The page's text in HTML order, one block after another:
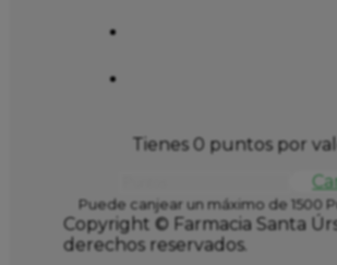
Tienes 0 puntos por
Puede canjear un máximo de 1500
Copyright © Farmacia Santa
derechos reservados.